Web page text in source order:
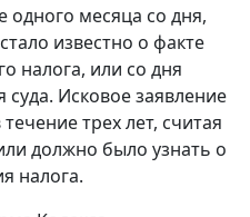
одного месяца со дня,
известно о факте
налога, или со дня
суда. Исковое заявление
трех лет, считая
должно было узнать о
налога.